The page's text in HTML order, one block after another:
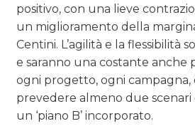
positivo, con una lieve
un miglioramento della
Centini. L’agilità e la flessibilità
e saranno una costante anche
ogni progetto, ogni campagna,
prevedere almeno due scenari
un ‘piano B’ incorporato.